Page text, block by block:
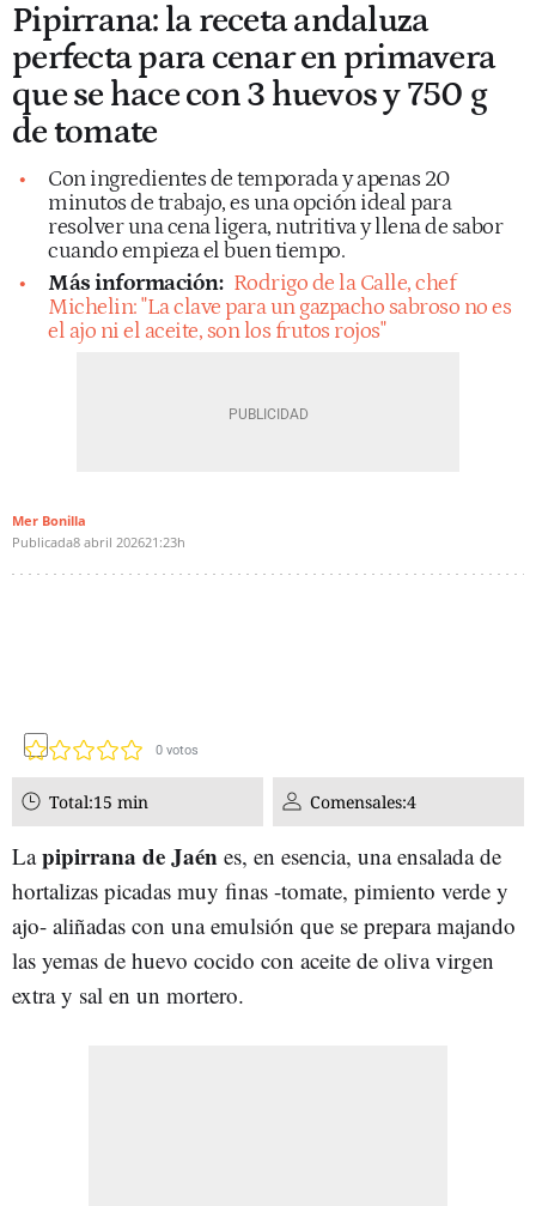
Pipirrana: la receta andaluza
perfecta para cenar en primavera
que se hace con 3 huevos y 750 g
de tomate
Con ingredientes de temporada y apenas 20
minutos de trabajo, es una opción ideal para
resolver una cena ligera, nutritiva y llena de sabor
cuando empieza el buen tiempo.
Más información: Rodrigo de la Calle, chef
Michelin: "La clave para un gazpacho sabroso no es
el ajo ni el aceite, son los frutos rojos"
Mer Bonilla
Publicada8 abril 202621:23h
0 votos
Total:15 min Comensales:4
Lapipirrana de Jaén es, en esencia, una ensalada de
hortalizas picadas muy finas -tomate, pimiento verde y
ajo- aliñadas con una emulsión que se prepara majando
las yemas de huevo cocido con aceite de oliva virgen
extra y sal en un mortero.